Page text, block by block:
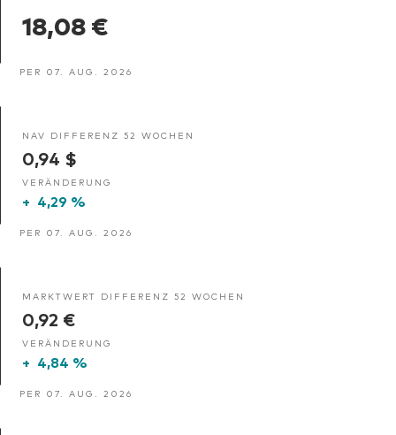
18,08 €
PER 07. AUG. 2026
NAV DIFFERENZ 52 WOCHEN
0,94 $
VERÄNDERUNG
+ 4,29 %
PER 07. AUG. 2026
MARKTWERT DIFFERENZ 52 WOCHEN
0,92 €
VERÄNDERUNG
+ 4,84 %
PER 07. AUG. 2026